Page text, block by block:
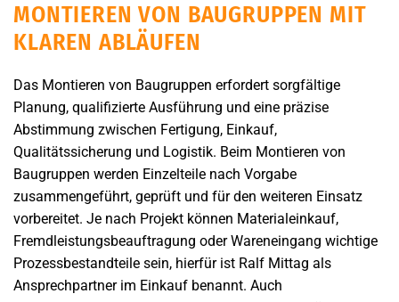
MONTIEREN VON BAUGRUPPEN MIT
KLAREN ABLÄUFEN
Das Montieren von Baugruppen erfordert sorgfältige
Planung, qualifizierte Ausführung und eine präzise
Abstimmung zwischen Fertigung, Einkauf,
Qualitätssicherung und Logistik. Beim Montieren von
Baugruppen werden Einzelteile nach Vorgabe
zusammengeführt, geprüft und für den weiteren Einsatz
vorbereitet. Je nach Projekt können Materialeinkauf,
Fremdleistungsbeauftragung oder Wareneingang wichtige
Prozessbestandteile sein, hierfür ist Ralf Mittag als
Ansprechpartner im Einkauf benannt. Auch